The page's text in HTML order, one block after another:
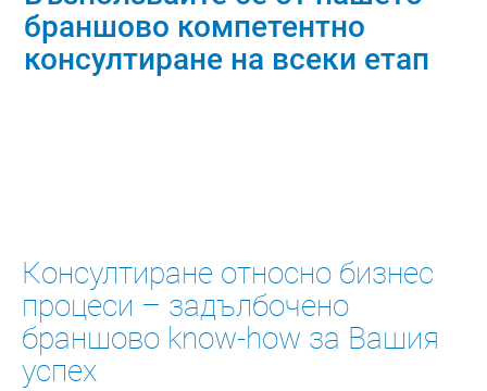
браншово компетентно
консултиране на всеки етап
Консултиране относно бизнес
процеси – задълбочено
браншово know-how за Вашия
успех